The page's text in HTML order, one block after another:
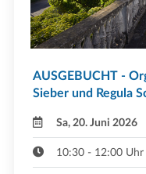
AUSGEBUCHT -
Sieber und Regula
Sa, 20. Juni 2026
10:30 - 12:00 Uhr